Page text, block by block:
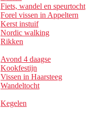
Fiets, wandel en speurtocht
Forel vissen in Appeltern
Kerst instuif
Nordic walking
Rikken
Avond 4 daagse
Kookfestijn
Vissen in Haarsteeg
Wandeltocht
Kegelen